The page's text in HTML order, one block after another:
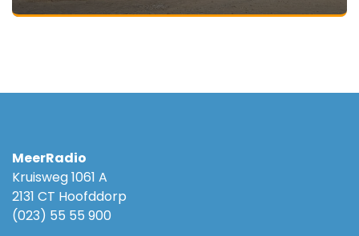
MeerRadio
Kruisweg 1061 A
2131 CT Hoofddorp
(023) 55 55 900